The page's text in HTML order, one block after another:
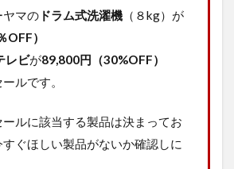
ヤマの ドラム式洗濯機 （８kg）が
）
レビが89,800円（30%OFF）
ルです。
ルに該当する製品は決まってお
すぐほしい製品がないか確認しに